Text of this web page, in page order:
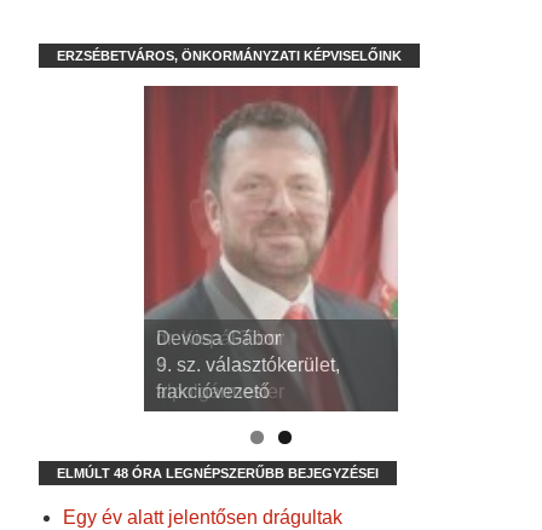
ERZSÉBETVÁROS, ÖNKORMÁNYZATI KÉPVISELŐINK
dr. Kispál Tibor
3. sz. választókerület,
alpolgármester
Devosa Gábor
9. sz. választókerület,
frakcióvezető
ELMÚLT 48 ÓRA LEGNÉPSZERŰBB BEJEGYZÉSEI
Egy év alatt jelentősen drágultak